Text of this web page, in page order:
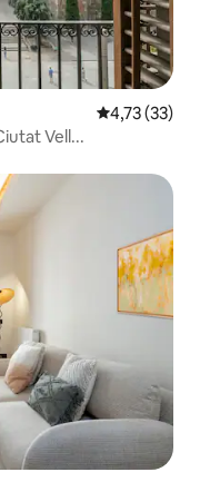
4,73 (33)
Vell...